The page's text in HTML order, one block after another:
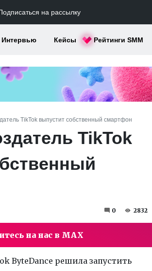
на рассылку
Интервью Кейсы Рейтинги SMM
TikTok выпустит собственный смартфон
TikTok
0 2832
на нас в MAX
ByteDance решила запустить